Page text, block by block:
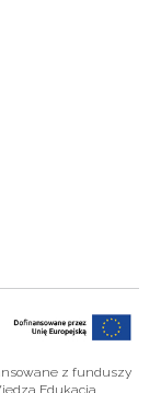
z funduszy
Edukacja